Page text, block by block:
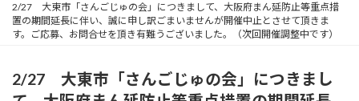
2/27 大東市「さんごじゅの会」につきまして、大阪府まん延防止等重点措
置の期間延長に伴い、誠に申し訳ごまいませんが開催中止とさせて頂きま
す。ご応募、お問合せを頂き有難うございました。（次回開催調整中です）
2/27 大東市「さんごじゅの会」につきまし